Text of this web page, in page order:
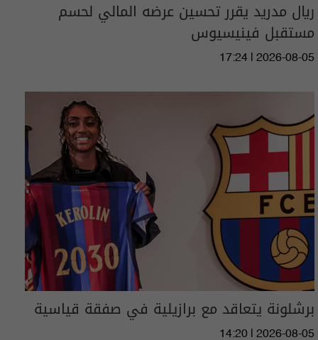
ريال مدريد يقرر تحسين عرضه المالي لحسم
مستقبل فينيسيوس
17:24 | 2026-08-05
برشلونة يتعاقد مع برازيلية في صفقة قياسية
14:20 | 2026-08-05